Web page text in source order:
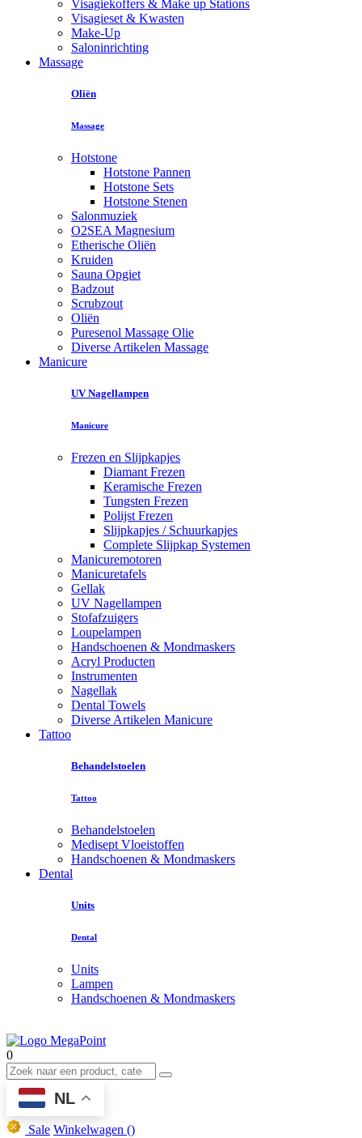
Visagiekoffers & Make up Stations
Visagieset & Kwasten
Make-Up
Saloninrichting
Massage
Oliën
Massage
Hotstone
Hotstone Pannen
Hotstone Sets
Hotstone Stenen
Salonmuziek
O2SEA Magnesium
Etherische Oliën
Kruiden
Sauna Opgiet
Badzout
Scrubzout
Oliën
Puresenol Massage Olie
Diverse Artikelen Massage
Manicure
UV Nagellampen
Manicure
Frezen en Slijpkapjes
Diamant Frezen
Keramische Frezen
Tungsten Frezen
Polijst Frezen
Slijpkapjes / Schuurkapjes
Complete Slijpkap Systemen
Manicuremotoren
Manicuretafels
Gellak
UV Nagellampen
Stofafzuigers
Loupelampen
Handschoenen & Mondmaskers
Acryl Producten
Instrumenten
Nagellak
Dental Towels
Diverse Artikelen Manicure
Tattoo
Behandelstoelen
Tattoo
Behandelstoelen
Medisept Vloeistoffen
Handschoenen & Mondmaskers
Dental
Units
Dental
Units
Lampen
Handschoenen & Mondmaskers
0
NL
Sale Winkelwagen ()